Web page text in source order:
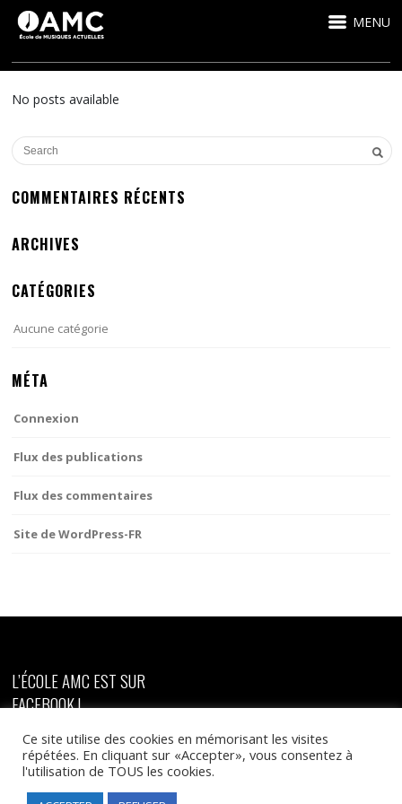
MENU
No posts available
COMMENTAIRES RÉCENTS
ARCHIVES
CATÉGORIES
Aucune catégorie
MÉTA
Connexion
Flux des publications
Flux des commentaires
Site de WordPress-FR
L’ÉCOLE AMC EST SUR
FACEBOOK !
Ce site utilise des cookies en mémorisant les visites
répétées. En cliquant sur «Accepter», vous consentez à
l'utilisation de TOUS les cookies.